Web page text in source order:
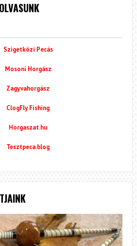
Szigetközi Pecás
Mosoni Horgász
Zagyvahorgász
ClogFly Fishing
Horgaszat.hu
Tesztpeca.blog